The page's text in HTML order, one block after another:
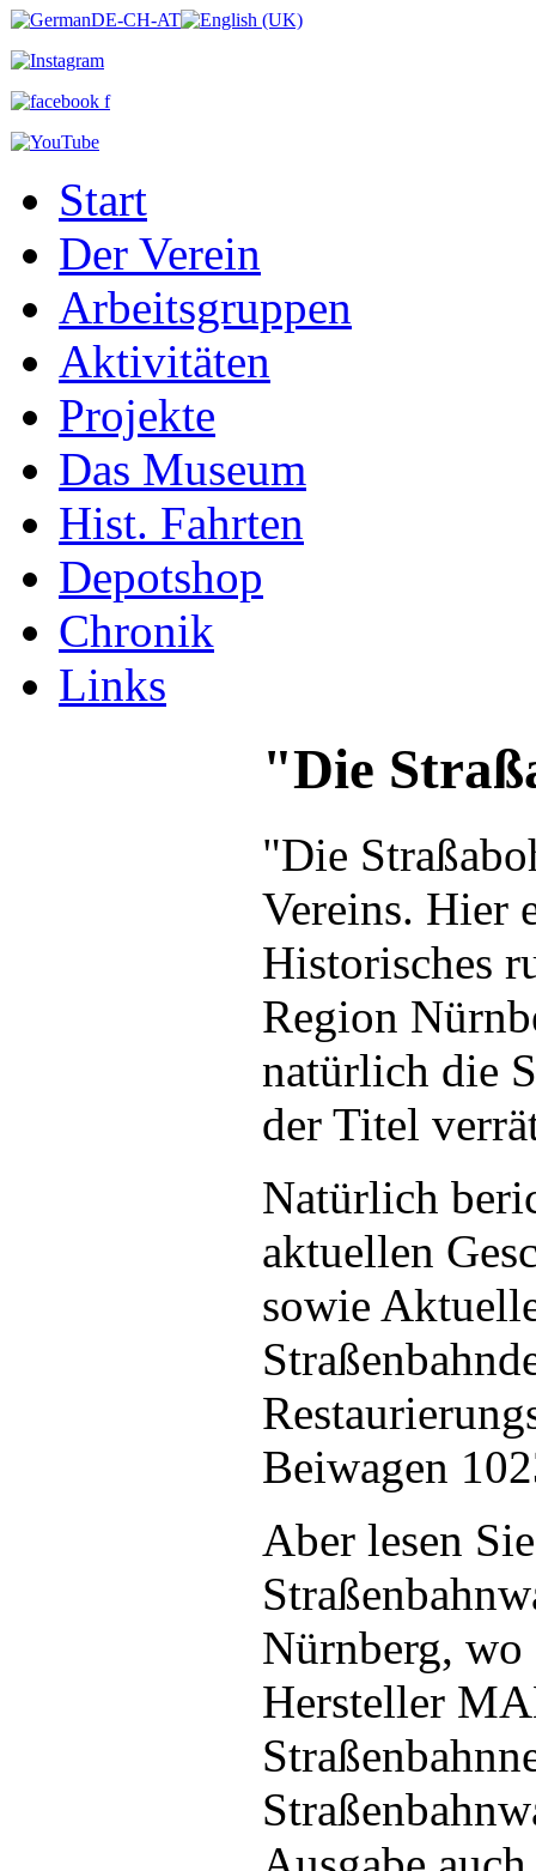
Start
Der Verein
Arbeitsgruppen
Aktivitäten
Projekte
Das Museum
Hist. Fahrten
Depotshop
Chronik
Links
"Die
"Die
Vereins. Hier
Historisches
Region
natürlich die
der Titel
Natürlich
aktuellen
sowie
Beiwagen
Aber lesen
Nürnberg,
Hersteller